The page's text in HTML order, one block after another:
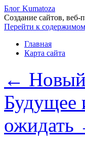
Блог Kumatoza
Создание сайтов, веб-
Перейти к
Главная
Карта сайта
←
Будущее
ожидать